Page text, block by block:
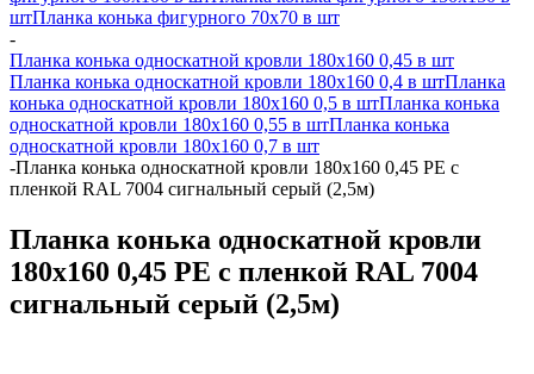
штПланка конька фигурного 70x70 в шт
-
Планка конька односкатной кровли 180х160 0,45 в шт
Планка конька односкатной кровли 180х160 0,4 в штПланка
конька односкатной кровли 180х160 0,5 в штПланка конька
односкатной кровли 180х160 0,55 в штПланка конька
односкатной кровли 180х160 0,7 в шт
-Планка конька односкатной кровли 180x160 0,45 PE с
пленкой RAL 7004 сигнальный серый (2,5м)
Планка конька односкатной кровли
180x160 0,45 PE с пленкой RAL 7004
сигнальный серый (2,5м)